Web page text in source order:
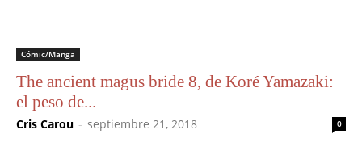
Cómic/Manga
The ancient magus bride 8, de Koré Yamazaki:
el peso de...
Cris Carou - septiembre 21, 2018 0